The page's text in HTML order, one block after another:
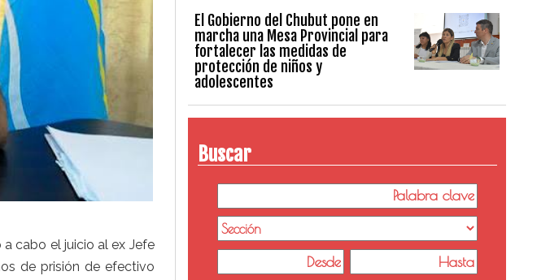
cabo el juicio al ex Jefe
de prisión de efectivo
El Gobierno del Chubut pone en
marcha una Mesa Provincial para
fortalecer las medidas de
protección de niños y
adolescentes
Buscar